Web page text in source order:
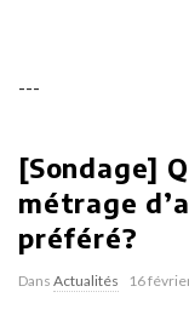
---
[Sondage]
métrage
préféré?
Dans Actualités 16